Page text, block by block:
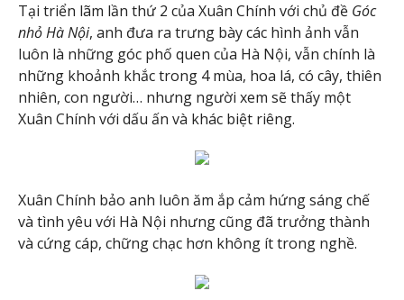
Tại triển lãm lần thứ 2 của Xuân Chính với chủ đề Góc
nhỏ Hà Nội, anh đưa ra trưng bày các hình ảnh vẫn
luôn là những góc phố quen của Hà Nội, vẫn chính là
những khoảnh khắc trong 4 mùa, hoa lá, có cây, thiên
nhiên, con người… nhưng người xem sẽ thấy một
Xuân Chính với dấu ấn và khác biệt riêng.
Xuân Chính bảo anh luôn ăm ắp cảm hứng sáng chế
và tình yêu với Hà Nội nhưng cũng đã trưởng thành
và cứng cáp, chững chạc hơn không ít trong nghề.